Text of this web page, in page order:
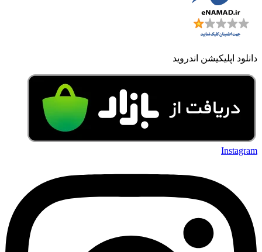
دانلود اپلیکیشن اندروید
Instagram